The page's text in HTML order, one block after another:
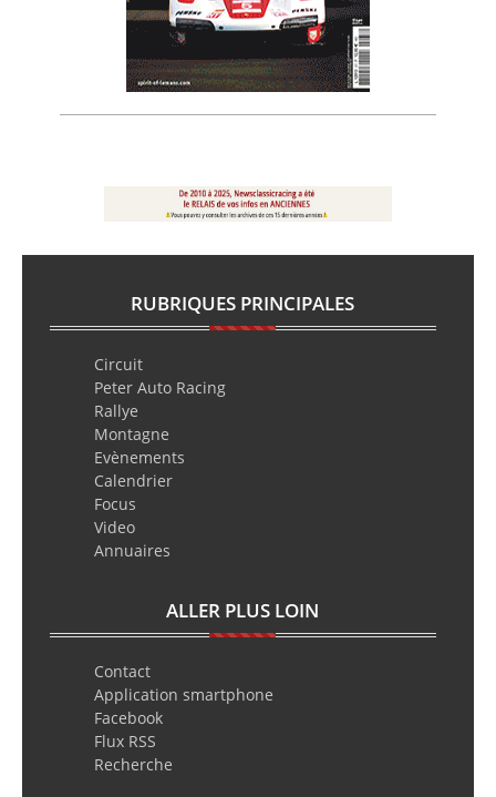
RUBRIQUES PRINCIPALES
Circuit
Peter Auto Racing
Rallye
Montagne
Evènements
Calendrier
Focus
Video
Annuaires
ALLER PLUS LOIN
Contact
Application smartphone
Facebook
Flux RSS
Recherche